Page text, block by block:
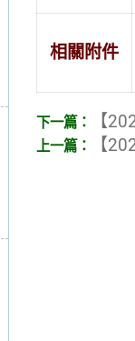
相關附件
【
【